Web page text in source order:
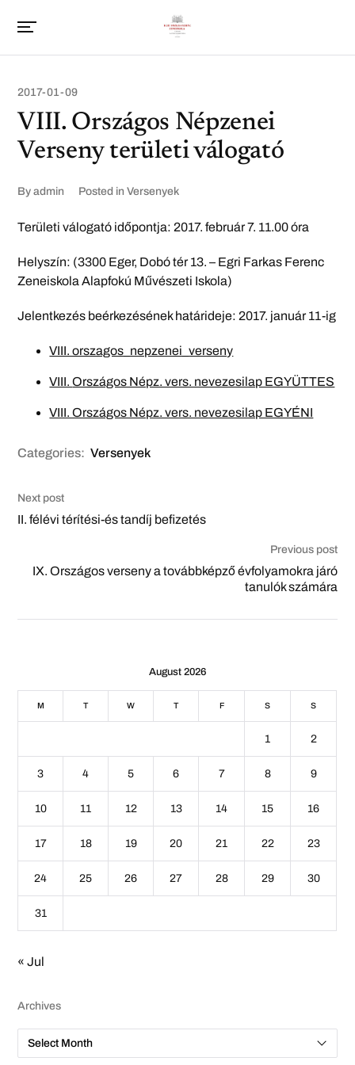
2017-01-09
VIII. Országos Népzenei
Verseny területi válogató
Byadmin Posted in Versenyek
Területi válogató időpontja: 2017. február 7. 11.00 óra
Helyszín: (3300 Eger, Dobó tér 13. – Egri Farkas Ferenc
Zeneiskola Alapfokú Művészeti Iskola)
Jelentkezés beérkezésének határideje: 2017. január 11-ig
VIII. orszagos_nepzenei_verseny
VIII.Országos Népz. vers. nevezesilap EGYÜTTES
VIII. Országos Népz. vers. nevezesilap EGYÉNI
Categories: Versenyek
Next post
II. félévi térítési-és tandíj befizetés
Previous post
IX. Országos verseny a továbbképző évfolyamokra járó
tanulók számára
August 2026
M T W T F S S
1 2
3 4 5 6 7 8 9
10 11 12 13 14 15 16
17 18 19 20 21 22 23
24 25 26 27 28 29 30
31
« Jul
Archives
A
c